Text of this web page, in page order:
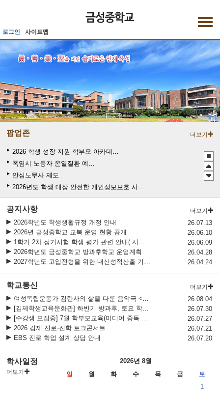
로그인 사이트맵
팝업존 더보기
청소년 도박예방 카드뉴스
관행적 부패행위 등 행동강령 위반 집중신고기간 운영
2026년도 학생 대상 안전한 개인정보보호 사례 공모전
안심노무사 제도 홍보
폭염시 노동자 온열질환 예방수칙
2026 학생 성장 지원 학부모 아카데미 운영
청소년 사이버도박 자진신고 기간 운영
공지사항 더보기
2026학년도 학생생활규정 개정 안내
26.07.13
2026년 금성중학교 교복 운영 현황 공개
26.06.10
1학기 2차 정기시험 학생 평가 관련 안내( 시간표, 기출공개일, 시험범위, 유의사항)
26.06.09
2026학년도 금성중학교 방과후학교 운영계획
26.04.28
2027학년도 고입전형을 위한 내신성적산출 기준안(창의적 체험 활동)
26.04.24
학교통신 더보기
여성독립운동가 김란사의 삶을 다룬 음악극 <그들의 삶> 관람 안내
26.08.04
[김제학생교육문화관] 하반기 방과후, 토요 학생교육 프로그램 수강생 모집 안내
26.07.30
[수강생 모집중] 7월 학부모교육(미디어 중독 예방교육)
26.07.27
2026 김제 진로·진학 토크콘서트
26.07.21
EBS 진로 학업 설계 상담 안내
26.07.20
학사일정
더보기
2026년 8월
일
월 화 수 목 금
토
1